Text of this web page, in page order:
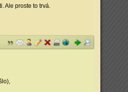
Ale proste to trvá.